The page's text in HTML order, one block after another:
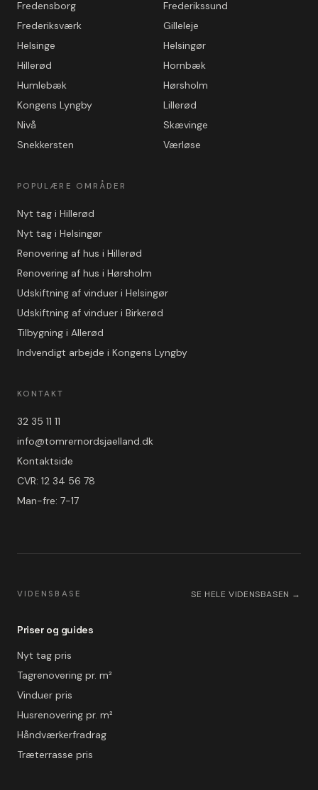
Fredensborg
Frederikssund
Frederiksværk
Gilleleje
Helsinge
Helsingør
Hillerød
Hornbæk
Humlebæk
Hørsholm
Kongens Lyngby
Lillerød
Nivå
Skævinge
Snekkersten
Værløse
POPULÆRE OMRÅDER
Nyt tag i Hillerød
Nyt tag i Helsingør
Renovering af hus i Hillerød
Renovering af hus i Hørsholm
Udskiftning af vinduer i Helsingør
Udskiftning af vinduer i Birkerød
Tilbygning i Allerød
Indvendigt arbejde i Kongens Lyngby
KONTAKT
32 35 11 11
info@tomrernordsjaelland.dk
Kontaktside
CVR: 12 34 56 78
Man-fre: 7-17
VIDENSBASE SE HELE VIDENSBASEN →
Priser og guides
Nyt tag pris
Tagrenovering pr. m²
Vinduer pris
Husrenovering pr. m²
Håndværkerfradrag
Træterrasse pris